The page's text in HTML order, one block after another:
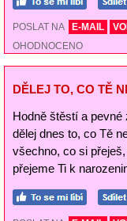
POSLAT NA E-MAIL
OHODNOCENO
DĚLEJ TO, CO TĚ
Hodně štěstí a pevné
dělej dnes to, co Tě
všechno, co si
přejeme Ti k